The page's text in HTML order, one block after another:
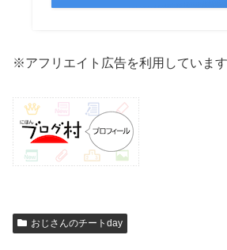
※アフリエイト広告を利用しています
おじさんのチートday